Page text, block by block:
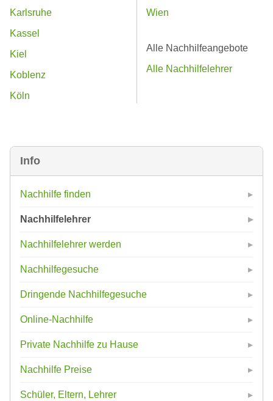
Info
Nachhilfe finden
Nachhilfelehrer
Nachhilfelehrer werden
Nachhilfegesuche
Dringende Nachhilfegesuche
Online-Nachhilfe
Private Nachhilfe zu Hause
Nachhilfe Preise
Schüler, Eltern, Lehrer
Karlsruhe
Kassel
Kiel
Koblenz
Köln
Wien
Alle Nachhilfeangebote
Alle Nachhilfelehrer